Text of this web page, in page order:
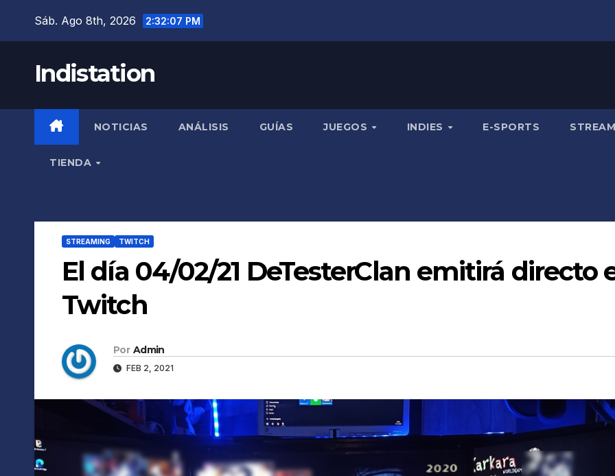
Sáb. Ago 8th, 2026 2:32:08 PM
Indistation
NOTICIAS ANÁLISIS GUÍAS JUEGOS INDIES E-SPORTS
TIENDA
STREAMING TWITCH
El día 04/02/21 DeTesterClan emitirá directo
Twitch
Por Admin
FEB 2, 2021